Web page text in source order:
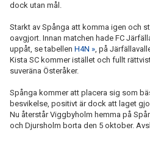
dock utan mål.
Starkt av Spånga att komma igen och
oavgjort. Innan matchen hade FC
uppåt, se tabellen H4N », på
Kista SC kommer istället och fullt
suveräna Österåker.
Spånga kommer att placera sig som
besvikelse, positivt är dock att laget
Nu återstår Viggbyholm hemma på
och Djursholm borta den 5 oktober.